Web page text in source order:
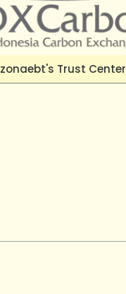
zonaebt's Trust Center